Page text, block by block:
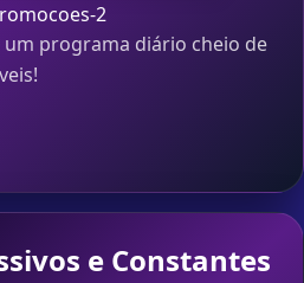
2
programa diário cheio de
e Constantes